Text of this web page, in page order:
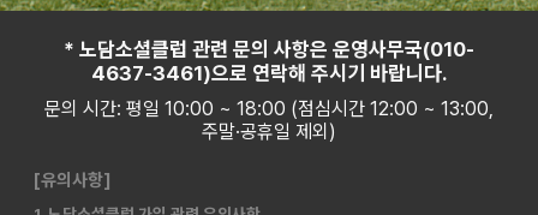
* 노담소셜클럽 관련 문의 사항은 운영사무국(010-
4637-3461)으로 연락해 주시기 바랍니다.
문의 시간: 평일 10:00 ~ 18:00 (점심시간 12:00 ~ 13:00,
주말·공휴일 제외)
[유의사항]